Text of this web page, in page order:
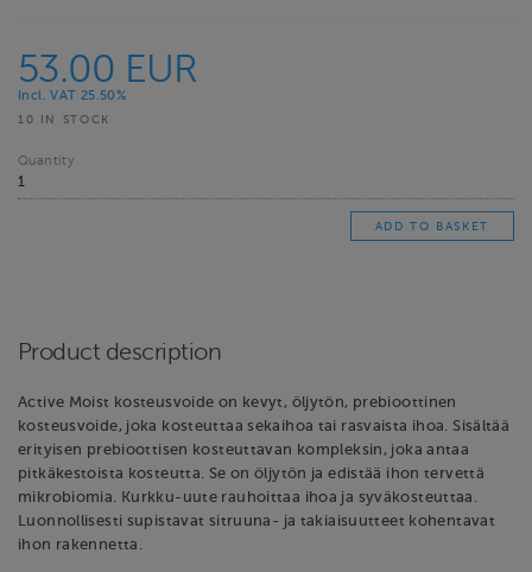
53.00 EUR
Incl. VAT 25.50%
10 IN STOCK
Quantity
Product description
Active Moist kosteusvoide on kevyt, öljytön, prebioottinen
kosteusvoide, joka kosteuttaa sekaihoa tai rasvaista ihoa. Sisältää
erityisen prebioottisen kosteuttavan kompleksin, joka antaa
pitkäkestoista kosteutta. Se on öljytön ja edistää ihon tervettä
mikrobiomia. Kurkku-uute rauhoittaa ihoa ja syväkosteuttaa.
Luonnollisesti supistavat sitruuna- ja takiaisuutteet kohentavat
ihon rakennetta.